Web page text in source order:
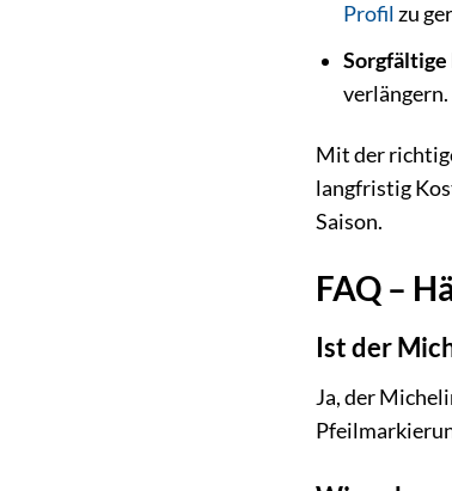
Profilzu
Sorgfältige
verlängern.
Mit der
langfristig
Saison.
FAQ –
Ist der
Ja, der